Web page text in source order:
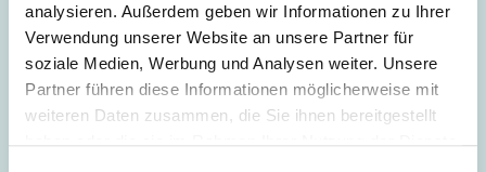
analysieren. Außerdem geben wir Informationen zu Ihrer
Verwendung unserer Website an unsere Partner für
soziale Medien, Werbung und Analysen weiter. Unsere
Partner führen diese Informationen möglicherweise mit
weiteren Daten zusammen, die Sie ihnen bereitgestellt
Passwort